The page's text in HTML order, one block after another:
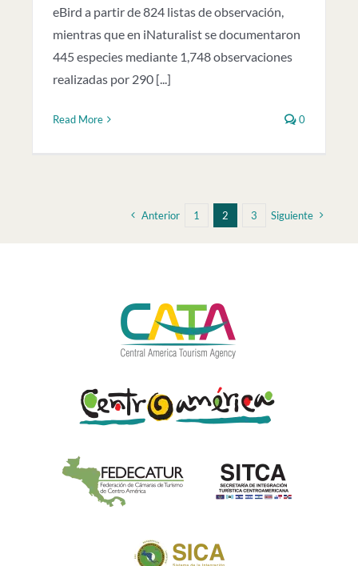
eBird a partir de 824 listas de observación,
mientras que en iNaturalist se documentaron
445 especies mediante 1,748 observaciones
realizadas por 290 [...]
Read More 0
Anterior 1 2 3 Siguiente